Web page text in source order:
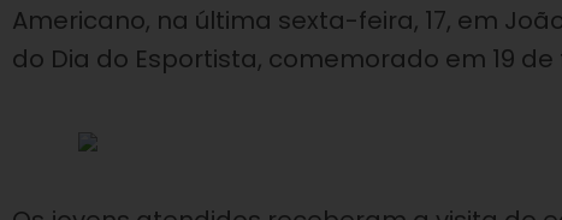
Americano, na última sexta-feira, 17, em
do Dia do Esportista, comemorado em 19 de